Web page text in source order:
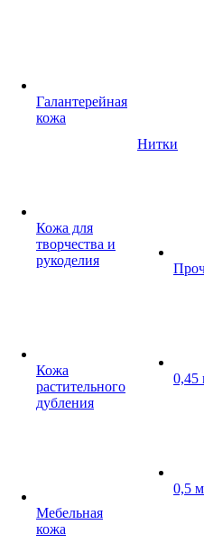
Галантерейная
кожа
Кожа для
творчества и
рукоделия
Кожа
растительного
дубления
Мебельная
кожа
Нитки
0,45
0,5